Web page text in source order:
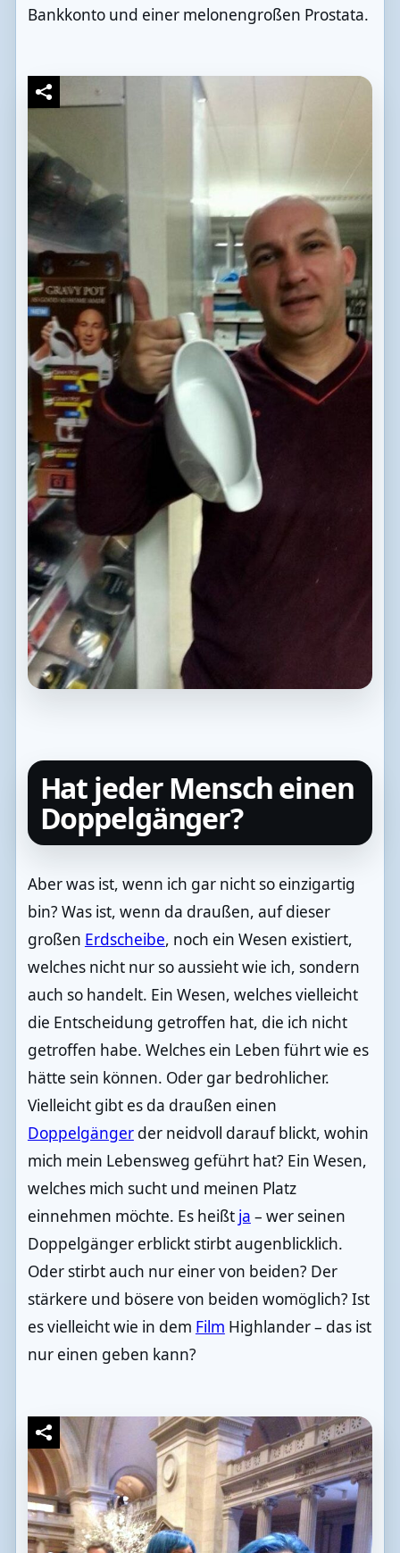
Bankkonto und einer melonengroßen Prostata.
Hat jeder Mensch einen
Doppelgänger?
Aber was ist, wenn ich gar nicht so einzigartig
bin? Was ist, wenn da draußen, auf dieser
großen Erdscheibe, noch ein Wesen existiert,
welches nicht nur so aussieht wie ich, sondern
auch so handelt. Ein Wesen, welches vielleicht
die Entscheidung getroffen hat, die ich nicht
getroffen habe. Welches ein Leben führt wie es
hätte sein können. Oder gar bedrohlicher.
Vielleicht gibt es da draußen einen
Doppelgängerder neidvoll darauf blickt, wohin
mich mein Lebensweg geführt hat? Ein Wesen,
welches mich sucht und meinen Platz
einnehmen möchte. Es heißt ja – wer seinen
Doppelgänger erblickt stirbt augenblicklich.
Oder stirbt auch nur einer von beiden? Der
stärkere und bösere von beiden womöglich? Ist
es vielleicht wie in dem Film Highlander – das ist
nur einen geben kann?